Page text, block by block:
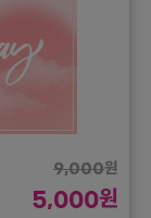
9,000원
5,000원